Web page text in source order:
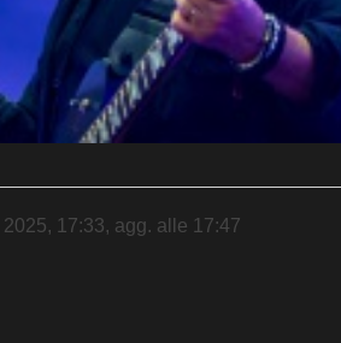
17:33, agg. alle 17:47